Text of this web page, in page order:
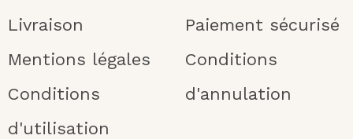
Livraison
Mentions légales
Conditions
d'utilisation
Paiement sécurisé
Conditions
d'annulation